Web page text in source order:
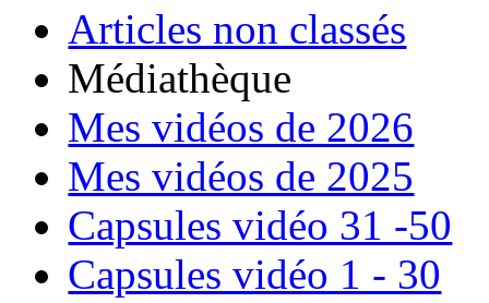
Articles non classés
Médiathèque
Mes vidéos de 2026
Mes vidéos de 2025
Capsules vidéo 31 -50
Capsules vidéo 1 - 30